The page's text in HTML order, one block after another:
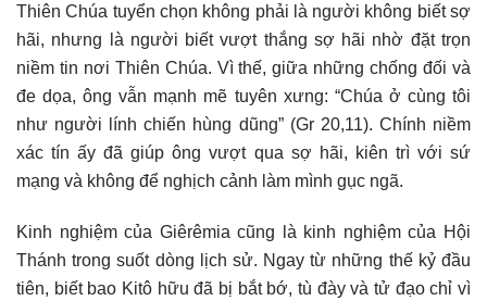
Thiên Chúa tuyển chọn không phải là người không biết sợ
hãi, nhưng là người biết vượt thắng sợ hãi nhờ đặt trọn
niềm tin nơi Thiên Chúa. Vì thế, giữa những chống đối và
đe dọa, ông vẫn mạnh mẽ tuyên xưng: “Chúa ở cùng tôi
như người lính chiến hùng dũng” (Gr 20,11). Chính niềm
xác tín ấy đã giúp ông vượt qua sợ hãi, kiên trì với sứ
mạng và không để nghịch cảnh làm mình gục ngã.
Kinh nghiệm của Giêrêmia cũng là kinh nghiệm của Hội
Thánh trong suốt dòng lịch sử. Ngay từ những thế kỷ đầu
tiên, biết bao Kitô hữu đã bị bắt bớ, tù đày và tử đạo chỉ vì